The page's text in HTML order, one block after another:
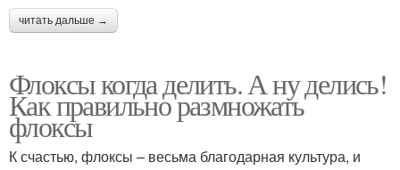
читать дальше →
Флоксы когда делить. А ну делись!
Как правильно размножать
флоксы
К счастью, флоксы – весьма благодарная культура, и